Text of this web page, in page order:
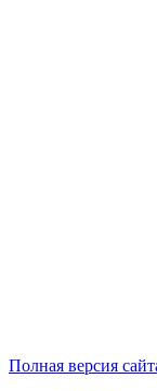
Полная версия